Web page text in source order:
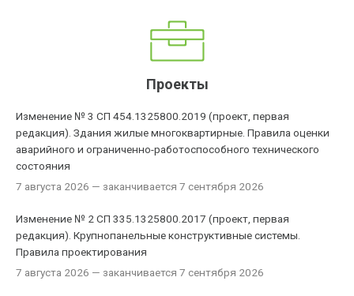
Проекты
Изменение № 3 СП 454.1325800.2019 (проект, первая
редакция). Здания жилые многоквартирные. Правила оценки
аварийного и ограниченно-работоспособного технического
состояния
7 августа 2026 — заканчивается 7 сентября 2026
Изменение № 2 СП 335.1325800.2017 (проект, первая
редакция). Крупнопанельные конструктивные системы.
Правила проектирования
7 августа 2026 — заканчивается 7 сентября 2026